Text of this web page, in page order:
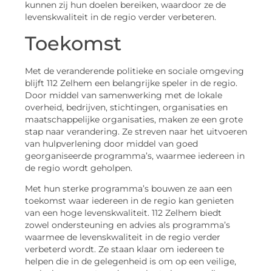
kunnen zij hun doelen bereiken, waardoor ze de
levenskwaliteit in de regio verder verbeteren.
Toekomst
Met de veranderende politieke en sociale omgeving
blijft 112 Zelhem een belangrijke speler in de regio.
Door middel van samenwerking met de lokale
overheid, bedrijven, stichtingen, organisaties en
maatschappelijke organisaties, maken ze een grote
stap naar verandering. Ze streven naar het uitvoeren
van hulpverlening door middel van goed
georganiseerde programma’s, waarmee iedereen in
de regio wordt geholpen.
Met hun sterke programma’s bouwen ze aan een
toekomst waar iedereen in de regio kan genieten
van een hoge levenskwaliteit. 112 Zelhem biedt
zowel ondersteuning en advies als programma’s
waarmee de levenskwaliteit in de regio verder
verbeterd wordt. Ze staan klaar om iedereen te
helpen die in de gelegenheid is om op een veilige,